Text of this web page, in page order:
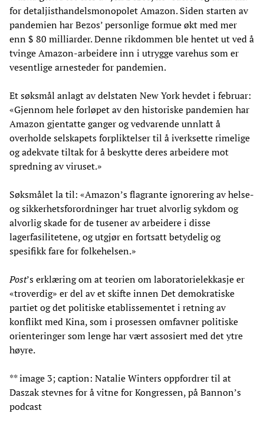
for detaljisthandelsmonopolet Amazon. Siden starten av
pandemien har Bezos’ personlige formue økt med mer
enn $ 80 milliarder. Denne rikdommen ble hentet ut ved å
tvinge Amazon-arbeidere inn i utrygge varehus som er
vesentlige arnesteder for pandemien.
Et søksmål anlagt av delstaten New York hevdet i februar:
«Gjennom hele forløpet av den historiske pandemien har
Amazon gjentatte ganger og vedvarende unnlatt å
overholde selskapets forpliktelser til å iverksette rimelige
og adekvate tiltak for å beskytte deres arbeidere mot
spredning av viruset.»
Søksmålet la til: «Amazon’s flagrante ignorering av helse-
og sikkerhetsforordninger har truet alvorlig sykdom og
alvorlig skade for de tusener av arbeidere i disse
lagerfasilitetene, og utgjør en fortsatt betydelig og
spesifikk fare for folkehelsen.»
Post’s erklæring om at teorien om laboratorielekkasje er
«troverdig» er del av et skifte innen Det demokratiske
partiet og det politiske etablissementet i retning av
konflikt med Kina, som i prosessen omfavner politiske
orienteringer som lenge har vært assosiert med det ytre
høyre.
** image 3; caption: Natalie Winters oppfordrer til at
Daszak stevnes for å vitne for Kongressen, på Bannon’s
podcast